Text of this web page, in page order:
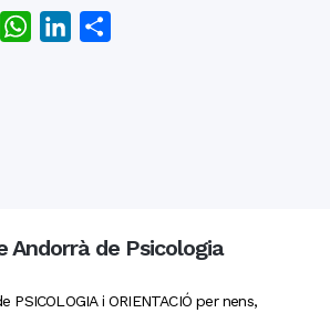
Email WhatsAppLinkedIn
Andorrà de Psicologia
PSICOLOGIA i ORIENTACIÓ per nens,